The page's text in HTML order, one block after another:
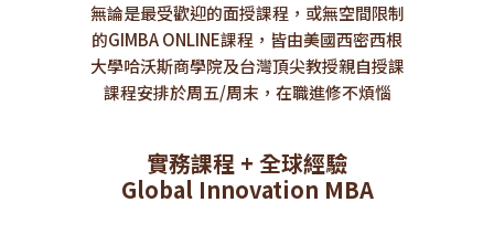
無論是最受歡迎的面授課程，或無空間限制
的GIMBA ONLINE課程，皆由美國西密西根
大學哈沃斯商學院及台灣頂尖教授親自授課
課程安排於周五/周末，在職進修不煩惱
實務課程 + 全球經驗
Global Innovation MBA